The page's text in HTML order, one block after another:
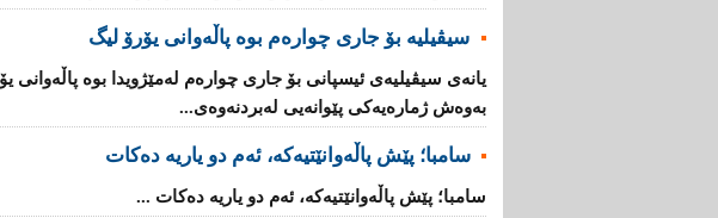
سیڤیلیه‌ بۆ جاری‌ چواره‌م بوه‌ پاڵه‌وانی‌ یۆرۆ لیگ
یانه‌ی‌ سیڤیلیه‌ی‌ ئیسپانی‌ بۆ جاری‌ چواره‌م له‌مێژویدا بوه‌ پاڵه‌وانی‌
به‌وه‌ش ژماره‌یه‌كی‌ پێوانه‌یی له‌بردنه‌وه‌ی‌...
سامبا؛ پێش پاڵەوانێتیەکە، ئەم دو یاریە دەکات
سامبا؛ پێش پاڵەوانێتیەکە، ئەم دو یاریە دەکات ...